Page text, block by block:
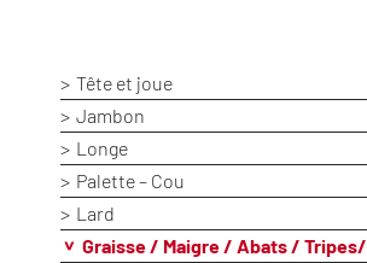
Tête et joue
Jambon
Longe
Palette – Cou
Lard
Graisse / Maigre / Abats / Tripes/